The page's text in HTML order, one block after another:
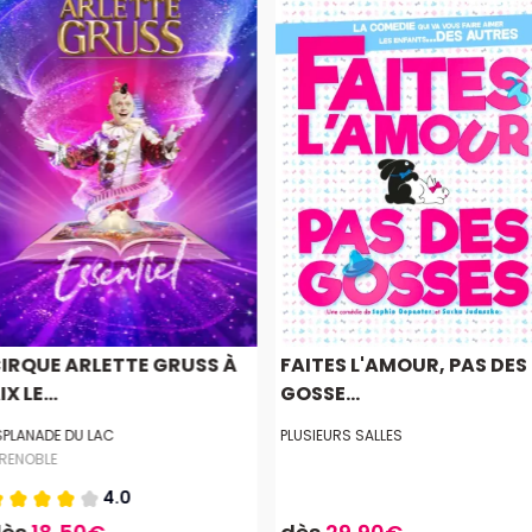
ARLETTE GRUSS À
LE...
DU LAC
4.0
FAITES L'AMOUR, PAS DES
GOSSE...
PLUSIEURS SALLES